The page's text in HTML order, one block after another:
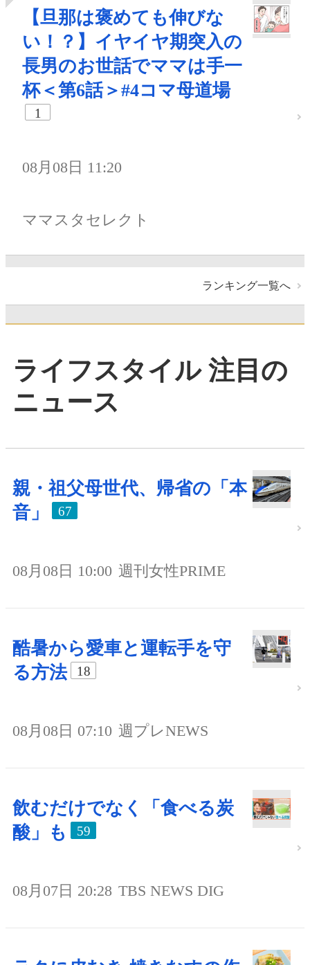
【旦那は褒めても伸びな
い！？】イヤイヤ期突入の
長男のお世話でママは手一
杯＜第6話＞#4コマ母道場
1
08月08日 11:20
ママスタセレクト
ランキング一覧へ
ライフスタイル 注目の
ニュース
親・祖父母世代、帰省の「本
音」
67
08月08日 10:00 週刊女性PRIME
酷暑から愛車と運転手を守
る方法
18
08月08日 07:10 週プレNEWS
飲むだけでなく「食べる炭
酸」も
59
08月07日 20:28 TBS NEWS DIG